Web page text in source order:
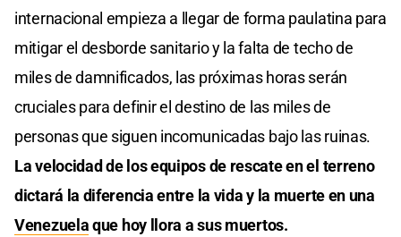
internacional empieza a llegar de forma paulatina para
mitigar el desborde sanitario y la falta de techo de
miles de damnificados, las próximas horas serán
cruciales para definir el destino de las miles de
personas que siguen incomunicadas bajo las ruinas.
La velocidad de los equipos de rescate en el terreno
dictará la diferencia entre la vida y la muerte en una
Venezuelaque hoy llora a sus muertos.